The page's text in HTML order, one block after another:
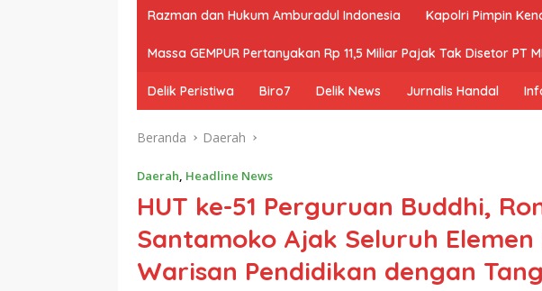
Razman dan Hukum Amburadul Indonesia Kapolri Pimpin
Massa GEMPUR Pertanyakan Rp 11,5 Miliar Pajak Tak Disetor PT
Delik Peristiwa Biro7 Delik News Jurnalis Handal
Beranda Daerah
Daerah, Headline News
HUT ke-51 Perguruan Buddhi,
Santamoko Ajak Seluruh
Warisan Pendidikan dengan